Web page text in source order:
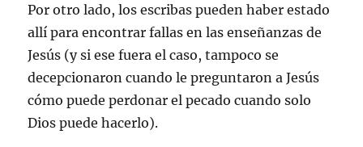
Por otro lado, los escribas pueden haber estado
allí para encontrar fallas en las enseñanzas de
Jesús (y si ese fuera el caso, tampoco se
decepcionaron cuando le preguntaron a Jesús
cómo puede perdonar el pecado cuando solo
Dios puede hacerlo).